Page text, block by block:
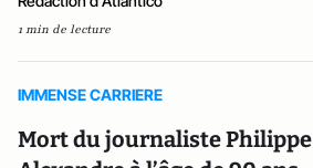
1 min de lecture
IMMENSE CARRIERE
Mort du journaliste Philippe